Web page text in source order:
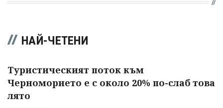
НАЙ-ЧЕТЕНИ
Туристическият поток към
Черноморието е с около 20% по-слаб това
лято